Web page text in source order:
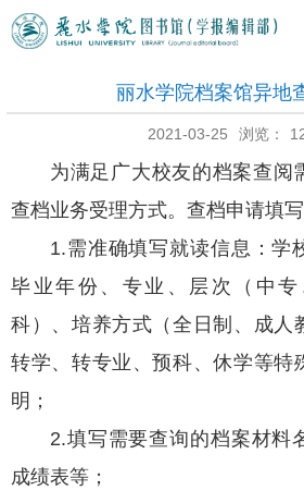
丽水学院档案馆异地
2021-03-25 浏览：
为满足广大校友的档案查阅
查档业务受理方式。查档申请填写
1.需准确填写就读信息：学
毕业年份、专业、层次（中
科）、培养方式（全日制、成人
转学、转专业、预科、休学等特
明；
2.填写需要查询的档案材料
成绩表等；